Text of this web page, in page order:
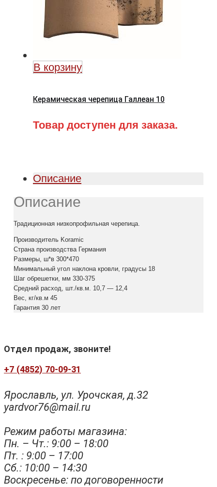
В корзину
Керамическая черепица Галлеан 10
Товар доступен для заказа.
Описание
Описание
Традиционная низкопрофильная черепица.
Производитель Koramic
Страна производства Германия
Размеры, ш*в 300*470
Минимальный угол наклона кровли, градусы 18
Шаг обрешетки, мм 330-375
Средний расход, шт./кв.м. 10,7 — 12,4
Вес, кг/кв.м 45
Гарантия 30 лет
Отдел продаж, звоните!
+7 (4852) 70-09-31
Ярославль, ул. Урочская, д.32
yardvor76@mail.ru
Режим работы магазина:
Пн. – Чт.: 9:00 – 18:00
Пт. : 9:00 – 17:00
Сб.: 10:00 – 14:30
Воскресенье: по договоренности